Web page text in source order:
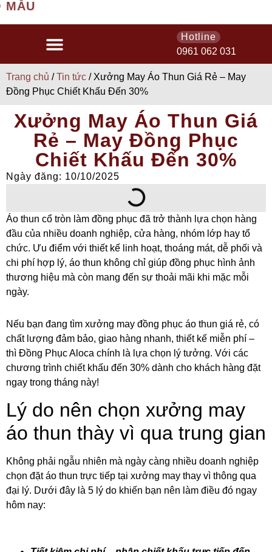
Hotline
0961 062 031
Trang chủ /Tin tức / Xưởng May Áo Thun Giá Rẻ – May
Đồng Phục Chiết Khấu Đến 30%
Xưởng May Áo Thun Giá
Rẻ – May Đồng Phục
Chiết Khấu Đến 30%
Ngày đăng: 10/10/2025
Áo thun cổ tròn làm đồng phục đã trở thành lựa chọn hàng
đầu của nhiều doanh nghiệp, cửa hàng, nhóm lớp hay tổ
chức. Ưu điểm với thiết kế linh hoạt, thoáng mát, dễ phối và
chi phí hợp lý, áo thun không chỉ giúp đồng phục hình ảnh
thương hiệu mà còn mang đến sự thoải mãi khi mặc mỗi
ngày.
Nếu bạn đang tìm xưởng may đồng phục áo thun giá rẻ, có
chất lượng đảm bảo, giao hàng nhanh, thiết kế miễn phí –
thì Đồng Phục Aloca chính là lựa chọn lý tưởng. Với các
chương trình chiết khấu đến 30% dành cho khách hàng đặt
ngay trong tháng này!
Lý do nên chọn xưởng may
áo thun thày vì qua trung gian
Không phải ngẫu nhiên mà ngày càng nhiều doanh nghiệp
chọn đặt áo thun trực tiếp tại xưởng may thay vì thông qua
đại lý. Dưới đây là 5 lý do khiến bạn nên làm điều đó ngay
hôm nay: